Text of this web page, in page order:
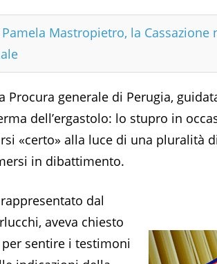
Pamela Mastropietro, la
Procura generale di Perugia,
dell’ergastolo: lo stupro in
«certo» alla luce di una pluralità
in dibattimento.
dal
aveva chiesto
sentire i testimoni